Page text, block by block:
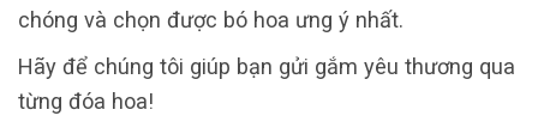
chóng và chọn được bó hoa ưng ý nhất.
Hãy để chúng tôi giúp bạn gửi gắm yêu thương qua
từng đóa hoa!